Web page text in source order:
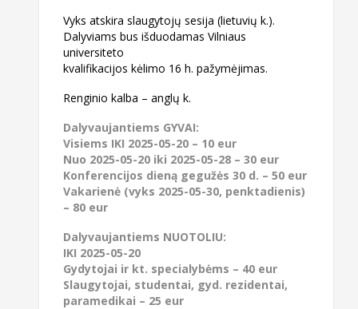
Vyks atskira slaugytojų sesija (lietuvių k.).
Dalyviams bus išduodamas Vilniaus
universiteto
kvalifikacijos kėlimo 16 h. pažymėjimas.
Renginio kalba – anglų k.
Dalyvaujantiems GYVAI:
Visiems IKI 2025-05-20 – 10 eur
Nuo 2025-05-20 iki 2025-05-28 – 30 eur
Konferencijos dieną gegužės 30 d. – 50 eur
Vakarienė (vyks 2025-05-30, penktadienis)
– 80 eur
Dalyvaujantiems NUOTOLIU:
IKI 2025-05-20
Gydytojai ir kt. specialybėms – 40 eur
Slaugytojai, studentai, gyd. rezidentai,
paramedikai – 25 eur